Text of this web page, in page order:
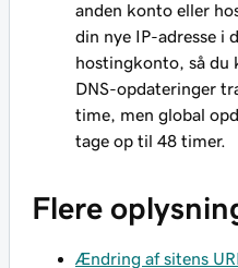
anden konto eller
din nye IP-adresse i
hostingkonto, så du
DNS-opdateringer
time, men global
tage op til 48 timer.
Flere
Ændring af sitens